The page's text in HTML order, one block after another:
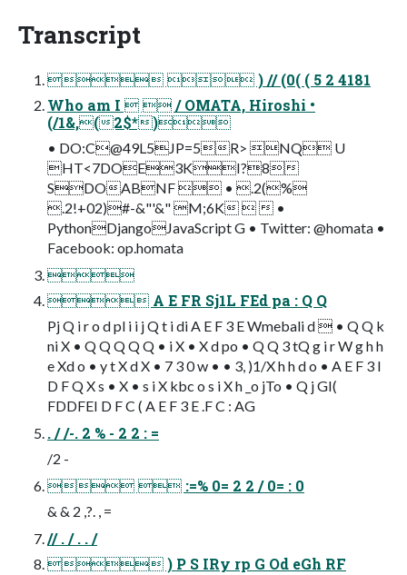
Transcript
  ) // (0( ( 5 2 4181
Who am I   / OMATA, Hiroshi •
(/1&,(2$*)
• DO:C@49L5JP=5R> NQ U
HT<7DOE3KI?8
SDOABNF  • .2(%
.2!+02)#-&"'&" M;6K   •
PythonDjangoJavaScript G • Twitter: @homata •
Facebook: op.homata

 A E FR Sj1L FEd pa : Q Q
Pj Q i r o d pl i i j Q t i di A E F 3 E Wmebali d  • Q Q k
ni X • Q Q Q Q Q • i X • X d po • Q Q 3 tQ g i r W g h h
e Xd o • y t X d X • 7 3 0 w • • 3, )1/X h h d o • A E F 3 I
D F Q X s • X • s i X kbc o s i X h _o jTo • Q j GI(
FDDFEI D F C ( A E F 3 E .F C : AG
. / /-. 2 % - 2 2 : =
/2 -
  :=% 0= 2 2 / 0= : 0
& & 2 ,?. , =
// . / . . /
 ) P S IRy rp G Od eGh RF